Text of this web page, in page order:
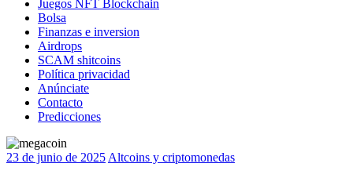
Juegos NFT Blockchain
Bolsa
Finanzas e inversion
Airdrops
SCAM shitcoins
Política privacidad
Anúnciate
Contacto
Predicciones
23 de junio de 2025 Altcoins y criptomonedas